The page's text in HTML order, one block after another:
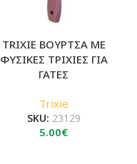
TRIXIE ΒΟΥΡΤΣΑ ΜΕ
ΦΥΣΙΚΕΣ ΤΡΙΧΙΕΣ ΓΙΑ
ΓΑΤΕΣ
Trixie
SKU: 23129
5.00€